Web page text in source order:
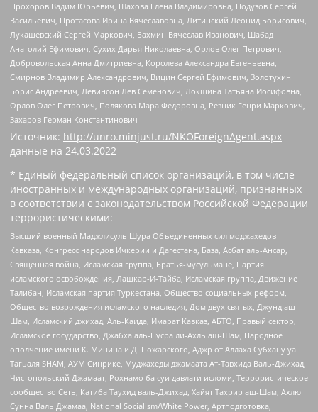
Прохоров Вадим Юрьевич, Шахова Елена Владимировна, Подузов Сергей
Васильевич, Протасова Ирина Вячеславовна, Литинский Леонид Борисович,
Лукашевский Сергей Маркович, Бахмин Вячеслав Иванович, Шабад
Анатолий Ефимович, Сухих Дарья Николаевна, Орлов Олег Петрович,
Добровольская Анна Дмитриевна, Королева Александра Евгеньевна,
Смирнов Владимир Александрович, Вицин Сергей Ефимович, Золотухин
Борис Андреевич, Левинсон Лев Семенович, Локшина Татьяна Иосифовна,
Орлов Олег Петрович, Полякова Мара Федоровна, Резник Генри Маркович,
Захаров Герман Константинович
Источник: http://unro.minjust.ru/NKOForeignAgent.aspx
данные на 24.03.2022
* Единый федеральный список организаций, в том числе
иностранных и международных организаций, признанных
в соответствии с законодательством Российской Федерации
террористическими:
Высший военный Маджлисуль Шура Объединенных сил моджахедов
Кавказа, Конгресс народов Ичкерии и Дагестана, База, Асбат аль-Ансар,
Священная война, Исламская группа, Братья-мусульмане, Партия
исламского освобождения, Лашкар-И-Тайба, Исламская группа, Движение
Талибан, Исламская партия Туркестана, Общество социальных реформ,
Общество возрождения исламского наследия, Дом двух святых, Джунд аш-
Шам, Исламский джихад, Аль-Каида, Имарат Кавказ, АБТО, Правый сектор,
Исламское государство, Джабха аль-Нусра ли-Ахль аш-Шам, Народное
ополчение имени К. Минина и Д. Пожарского, Аджр от Аллаха Субхану уа
Тагьаля SHAM, АУМ Синрике, Муджахеды джамаата Ат-Тавхида Валь-Джихад,
Чистопольский Джамаат, Рохнамо ба суи давлати исломи, Террористическое
сообщество Сеть, Катиба Таухид валь-Джихад, Хайят Тахрир аш-Шам, Ахлю
Сунна Валь Джамаа, National Socialism/White Power, Артподготовка,